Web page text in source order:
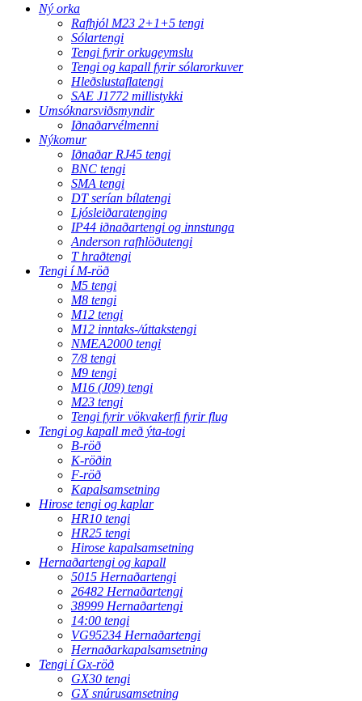
Ný orka
Rafhjól M23 2+1+5 tengi
Sólartengi
Tengi fyrir orkugeymslu
Tengi og kapall fyrir sólarorkuver
Hleðslustaflatengi
SAE J1772 millistykki
Umsóknarsviðsmyndir
Iðnaðarvélmenni
Nýkomur
Iðnaðar RJ45 tengi
BNC tengi
SMA tengi
DT serían bílatengi
Ljósleiðaratenging
IP44 iðnaðartengi og innstunga
Anderson rafhlöðutengi
T hraðtengi
Tengi í M-röð
M5 tengi
M8 tengi
M12 tengi
M12 inntaks-/úttakstengi
NMEA2000 tengi
7/8 tengi
M9 tengi
M16 (J09) tengi
M23 tengi
Tengi fyrir vökvakerfi fyrir flug
Tengi og kapall með ýta-togi
B-röð
K-röðin
F-röð
Kapalsamsetning
Hirose tengi og kaplar
HR10 tengi
HR25 tengi
Hirose kapalsamsetning
Hernaðartengi og kapall
5015 Hernaðartengi
26482 Hernaðartengi
38999 Hernaðartengi
14:00 tengi
VG95234 Hernaðartengi
Hernaðarkapalsamsetning
Tengi í Gx-röð
GX30 tengi
GX snúrusamsetning